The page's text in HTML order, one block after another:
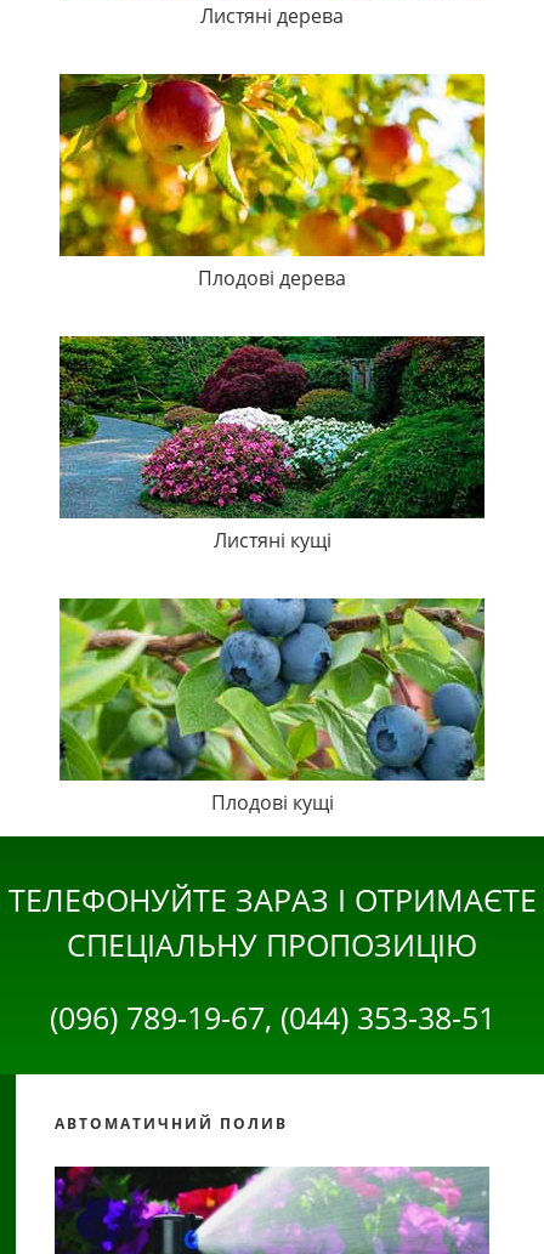
Листяні дерева
Плодові дерева
Листяні кущі
Плодові кущі
ТЕЛЕФОНУЙТЕ ЗАРАЗ І ОТРИМАЄТЕ
СПЕЦІАЛЬНУ ПРОПОЗИЦІЮ
(096) 789-19-67, (044) 353-38-51
АВТОМАТИЧНИЙ ПОЛИВ